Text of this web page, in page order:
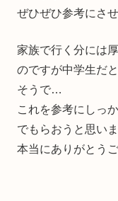
ぜひぜひ参考にさ
家族で行く分には
のですが中学生だ
そうで…
これを参考にしっ
でもらおうと思い
本当にありがとう